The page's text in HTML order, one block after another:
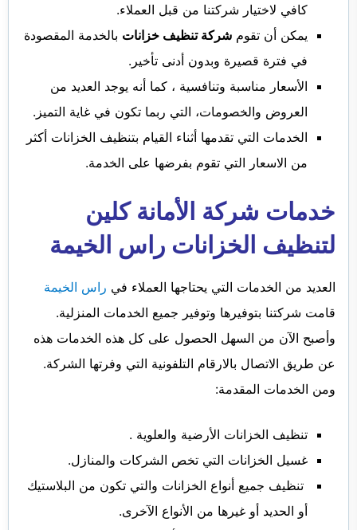
كافي لاختيار شركتنا من قبل العملاء.
يمكن أن تقوم شركة تنظيف خزانات بالخدمة المقصودة
في فترة قصيرة وبدون أدنى تأخير.
الأسعار مناسبة وتنافسية ، كما أنه يوجد العديد من
العروض والخصومات، التي ربما تكون في غاية التميز.
الخدمات التي تقدمها أثناء القيام بتنظيف الخزانات أكثر
من الاسعار التي تقوم بفرضها على الخدمة.
خدمات شركة الأمانة كلين
لتنظيف الخزانات راس الخيمة
العديد من الخدمات التي يحتاجها العملاء في راس الخيمة
قامت شركتنا بتوفيرها وتوفير جميع الخدمات المنزلية.
وأصبح الآن من السهل الحصول على كل هذه الخدمات هذه
عن طريق الاتصال بالارقام التلفونية التي وفرتها الشركة.
ومن الخدمات المقدمة:
تنظيف الخزانات الأرضية والعلوية .
غسيل الخزانات التي تخص الشركات والمنازل.
تنظيف جميع أنواع الخزانات والتي تكون من البلاستيك
أو الحديد أو غيرها من الأنواع الآخرى.